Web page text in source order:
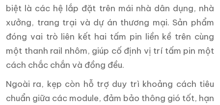
biệt là các hệ lắp đặt trên mái nhà dân dụng, nhà
xưởng, trang trại và dự án thương mại. Sản phẩm
đóng vai trò liên kết hai tấm pin liền kề trên cùng
một thanh rail nhôm, giúp cố định vị trí tấm pin một
cách chắc chắn và đồng đều.
Ngoài ra, kẹp còn hỗ trợ duy trì khoảng cách tiêu
chuẩn giữa các module, đảm bảo thông gió tốt, hạn